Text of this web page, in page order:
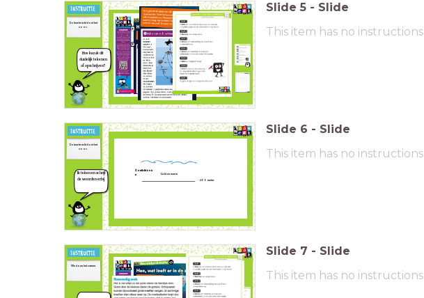
De leerkracht doet het
voor.
Hoe kan ik dit
duidelijk tekenen
of opschrijven?
Slide 5 - Slide
This item has no instructions
De leerkracht doet het
voor.
Ik teken en schrijf
de woorden erbij.
-200 meter
Zonlichtzon
e
Licht en warm
Slide 6 - Slide
This item has no instructions
We doen het samen.
Slide 7 - Slide
This item has no instructions